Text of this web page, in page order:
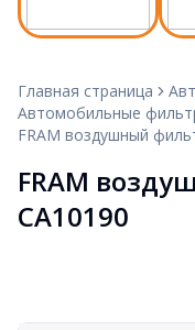
Главная страница
Автомобильные
FRAM воздушный
FRAM
CA10190